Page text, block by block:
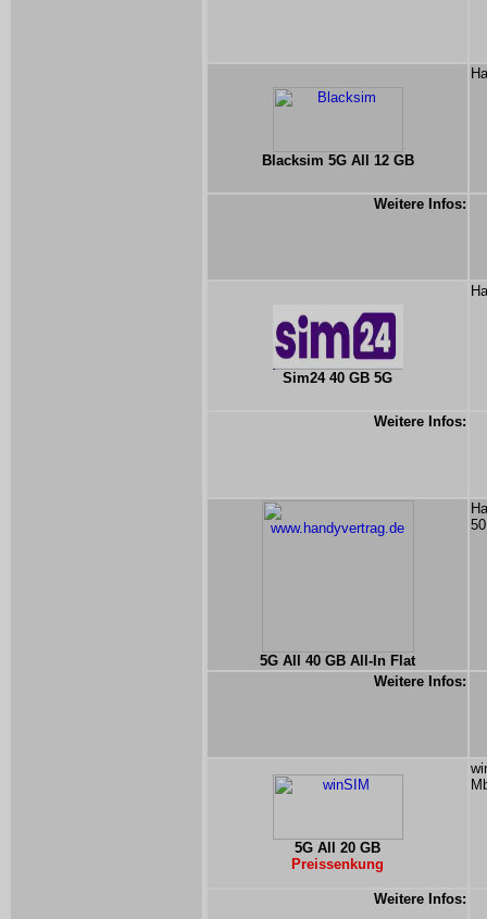
Blacksim 5G All 12 GB
Weitere Infos:
Sim24 40 GB 5G
Weitere Infos:
5G All 40 GB All-In Flat
Weitere Infos:
5G All 20 GB
Preissenkung
Weitere Infos: